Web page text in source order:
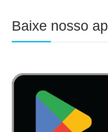
Baixe nosso